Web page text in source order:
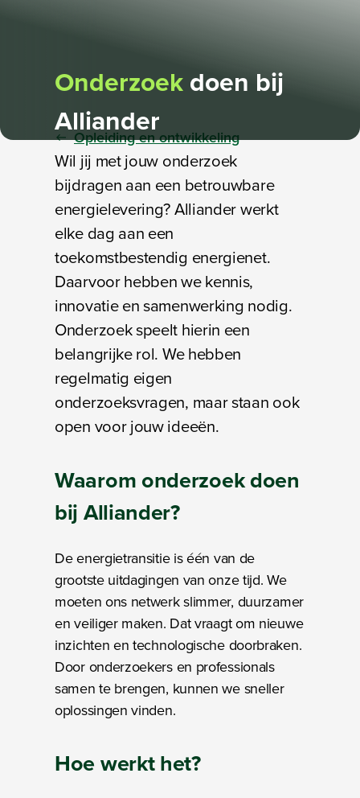
Onderzoekdoen bij
Alliander
Opleiding en ontwikkeling
Wil jij met jouw onderzoek
bijdragen aan een betrouwbare
energielevering? Alliander werkt
elke dag aan een
toekomstbestendig energienet.
Daarvoor hebben we kennis,
innovatie en samenwerking nodig.
Onderzoek speelt hierin een
belangrijke rol. We hebben
regelmatig eigen
onderzoeksvragen, maar staan ook
open voor jouw ideeën.
Waarom onderzoek doen
bij Alliander?
De energietransitie is één van de
grootste uitdagingen van onze tijd. We
moeten ons netwerk slimmer, duurzamer
en veiliger maken. Dat vraagt om nieuwe
inzichten en technologische doorbraken.
Door onderzoekers en professionals
samen te brengen, kunnen we sneller
oplossingen vinden.
Hoewerkt het?